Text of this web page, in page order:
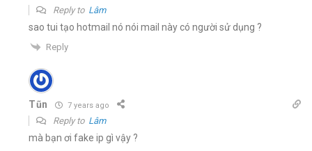
Reply to Lâm
sao tui tạo hotmail nó nói mail này có người sử dụng ?
Reply
Tũn 7 years ago
Reply to Lâm
mà bạn ơi fake ip gì vậy ?